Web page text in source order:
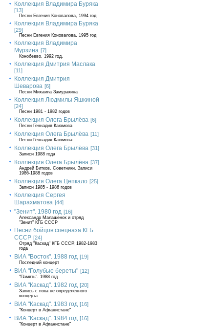
Коллекция Владимира Буряка
[13]
Песни Евгения Коновалова, 1994 год
Коллекция Владимира Буряка
[29]
Песни Евгения Коновалова, 1995 год
Коллекция Владимира
Мурзина [7]
Конобеево. 1992 год.
Коллекция Дмитрия Маслака
[11]
Коллекция Дмитрия
Шеварова [6]
Песни Михаила Замуракина
Коллекция Людмилы Яшкиной
[24]
Песни 1981 - 1982 годов
Коллекция Олега Брылёва [6]
Песни Геннадия Каюмова
Коллекция Олега Брылёва [11]
Песни Геннадия Каюмова.
Коллекция Олега Брылёва [31]
Записи 1988 года
Коллекция Олега Брылёва [37]
Андрей Битков. Советники. Записи
1986-1988 годов
Коллекция Олега Цепкало [25]
Записи 1985 - 1986 годов
Коллекция Сергея
Шарахматова [44]
"Зенит". 1980 год [16]
Александр Малашёнок и отряд
"Зенит" КГБ СССР
Песни бойцов спецназа КГБ
СССР [24]
Отряд "Каскад" КГБ СССР, 1982-1983
года
ВИА "Восток". 1988 год [19]
Последний концерт
ВИА "Голубые береты" [12]
"Память". 1988 год
ВИА "Каскад". 1982 год [20]
Запись с пока не определённого
концерта
ВИА "Каскад". 1983 год [16]
"Концерт в Афганистане"
ВИА "Каскад". 1984 год [16]
"Концерт в Афганистане"